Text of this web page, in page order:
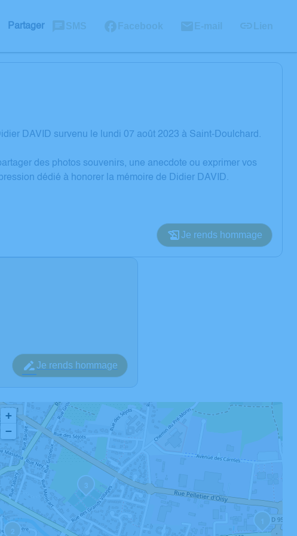
Partager SMS Facebook E-mail Lien
DAVID survenu le lundi 07 août 2023 à Saint-Doulchard.
des photos souvenirs, une anecdote ou exprimer vos
dédié à honorer la mémoire de Didier DAVID.
Je rends hommage
Je rends hommage
1
2
3
+
−